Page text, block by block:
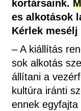
kortársaink.
es alkotások
Kérlek
– A kiállítás
sok alkotás
állítani a
kultúra iránti
ennek